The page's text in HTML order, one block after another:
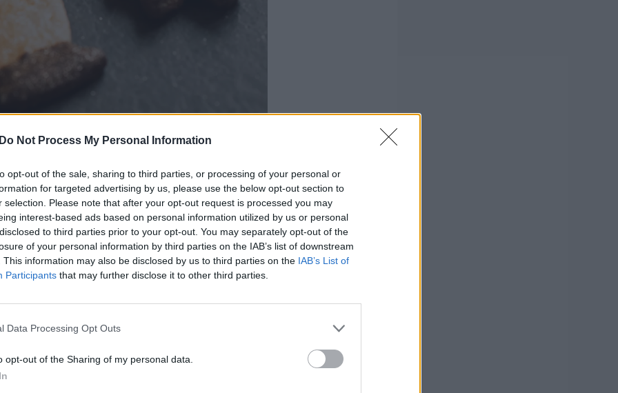
Do Not Process My Personal Information
opt-out of the sale, sharing to third parties, or processing of your personal or
for targeted advertising by us, please use the below opt-out section to
selection. Please note that after your opt-out request is processed you may
interest-based ads based on personal information utilized by us or personal
to third parties prior to your opt-out. You may separately opt-out of the
of your personal information by third parties on the IAB’s list of downstream
This information may also be disclosed by us to third parties on the IAB’s List of
Participants that may further disclose it to other third parties.
Data Processing Opt Outs
opt-out of the Sharing of my personal data.
choklad, lättbakade och supergoda!
ett samarbete medOdense Marcipan. Jag har
mandelmassa är den jag alltid använder. Det
och gott.
är så otroligt enkla att göra och variera. De
med en något knaprig kant. Om du gräddar
knapriga och smakar då som klassiska
i nyponsoppa förr.